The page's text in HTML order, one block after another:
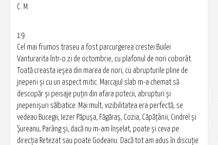
C. M.
19.
Cel mai frumos traseu a fost parcurgerea crestei Builei
Vanturarita într-o zi de octombrie, cu plafonul de nori coborât.
Toată creasta ieşea din marea de nori, cu abrupturile pline de
jnepeni şi cu un aspect mitic. Marcajul slab m-a chemat să
descopăr şi peisaje puţin din afara potecii, abrupturi şi
jnepenişuri sălbatice. Mai mult, vizibilitatea era perfectă, se
vedeau Bucegii, Iezer Păpuşa, Făgăraş, Cozia, Căpăţânii, Cindrel şi
Șureanu, Parâng şi, dacă nu m-am înşelat, poate şi ceva pe
direcţia Retezat sau poate Godeanu. Dacă tot am adus în discuţie